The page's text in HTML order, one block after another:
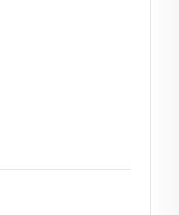
🔑🏢
Santo
procurava ou